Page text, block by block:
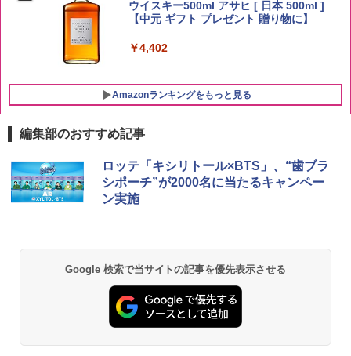
￥3,274
ウイスキー500ml アサヒ [ 日本 500ml ]
【中元 ギフト プレゼント 贈り物に】
￥4,402
Amazonランキングをもっと見る
1
チキンラーメン どんぶり 85g×12個 日清
食品 インスタント カップ麺
￥1,939
【公式】ブタメン とんこつ味 35g×15個
麺 小腹 インスタント アウトドアにも ロ
ーリングストック 大人買い おやつカン
パニー
￥1,451
1
[山善] スチームオーブンレンジ 25L 一人
暮らし 二人暮らし フラットテーブル ス
チーム調理 自動メニュー19種搭載 角皿
付き ブラック MRK-F250TSV(B)
シャープ 過熱水蒸気 オーブンレンジ 23
L 1段調理 ブラック RE-WF232-B シンプ
ル操作 コンパクト 一人暮らし 二人暮ら
し らくチン!（絶対湿度）センサー ノン
フライ調理 トースト スチームあたため
編集部のおすすめ記事
ロッテ「キシリトール×BTS」、“歯ブラ
シポーチ”が2000名に当たるキャンペー
ン実施
Google 検索で当サイトの記事を優先表示させる